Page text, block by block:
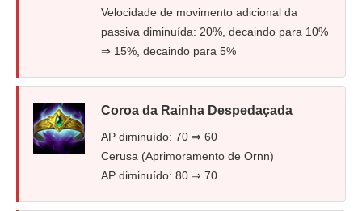
Velocidade de movimento adicional da
passiva diminuída: 20%, decaindo para 10%
⇒ 15%, decaindo para 5%
Coroa da Rainha Despedaçada
AP diminuído: 70 ⇒ 60
Cerusa (Aprimoramento de Ornn)
AP diminuído: 80 ⇒ 70